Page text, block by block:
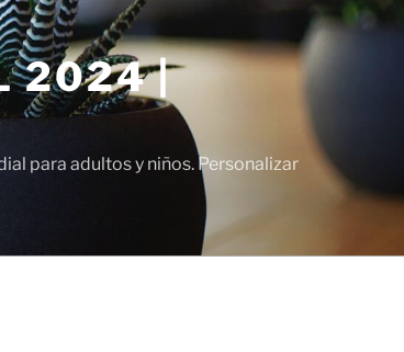
2024 |
para adultos y niños. Personalizar